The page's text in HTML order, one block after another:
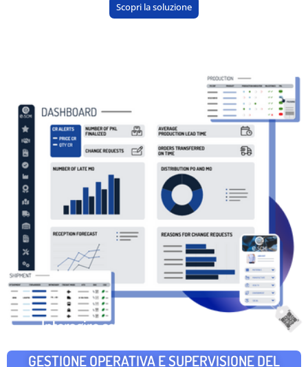
Scopri la soluzione
Interagire con tutte le parti interessate
GESTIONE OPERATIVA E SUPERVISIONE DEL